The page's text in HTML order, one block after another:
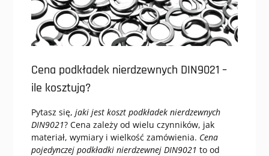
Cena podkładek nierdzewnych DIN9021 –
ile kosztują?
Pytasz się, jaki jest koszt podkładek nierdzewnych
DIN9021? Cena zależy od wielu czynników, jak
materiał, wymiary i wielkość zamówienia. Cena
pojedynczej podkładki nierdzewnej DIN9021 to od